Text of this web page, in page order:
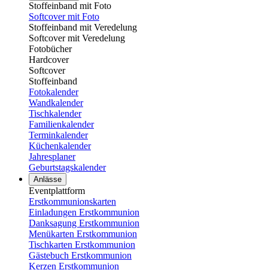
Stoffeinband mit Foto
Softcover mit Foto
Stoffeinband mit Veredelung
Softcover mit Veredelung
Fotobücher
Hardcover
Softcover
Stoffeinband
Fotokalender
Wandkalender
Tischkalender
Familienkalender
Terminkalender
Küchenkalender
Jahresplaner
Geburtstagskalender
Anlässe
Eventplattform
Erstkommunionskarten
Einladungen Erstkommunion
Danksagung Erstkommunion
Menükarten Erstkommunion
Tischkarten Erstkommunion
Gästebuch Erstkommunion
Kerzen Erstkommunion